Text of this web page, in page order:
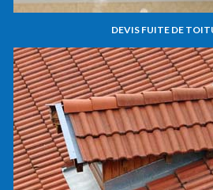
DEVIS FUITE DE